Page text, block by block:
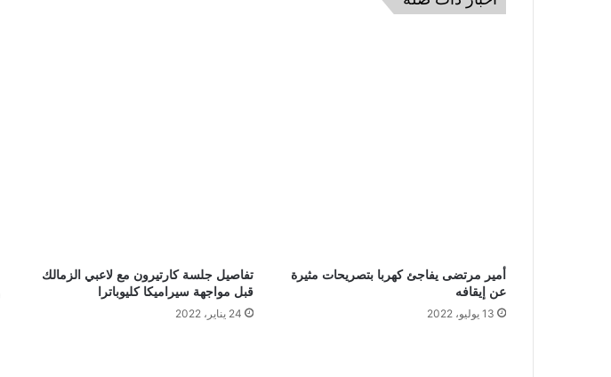
أمير مرتضى يفاجئ كهربا بتصريحات مثيرة
عن إيقافه
13 يوليو، 2022
تفاصيل جلسة كارتيرون مع لاعبي الزمالك
قبل مواجهة سيراميكا كليوباترا
24 يناير، 2022